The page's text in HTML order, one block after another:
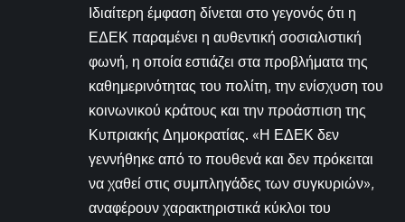
Ιδιαίτερη έμφαση δίνεται στο γεγονός ότι η
ΕΔΕΚ παραμένει η αυθεντική σοσιαλιστική
φωνή, η οποία εστιάζει στα προβλήματα της
καθημερινότητας του πολίτη, την ενίσχυση του
κοινωνικού κράτους και την προάσπιση της
Κυπριακής Δημοκρατίας. «Η ΕΔΕΚ δεν
γεννήθηκε από το πουθενά και δεν πρόκειται
να χαθεί στις συμπληγάδες των συγκυριών»,
αναφέρουν χαρακτηριστικά κύκλοι του